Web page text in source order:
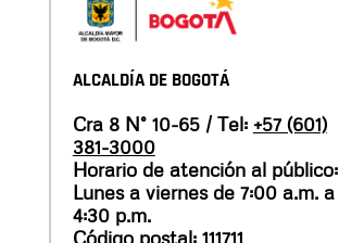
ALCALDÍA DE BOGOTÁ
Cra 8 N° 10-65 / Tel: +57 (601)
381-3000
Horario de atención al público:
Lunes a viernes de 7:00 a.m. a
4:30 p.m.
Código postal: 111711